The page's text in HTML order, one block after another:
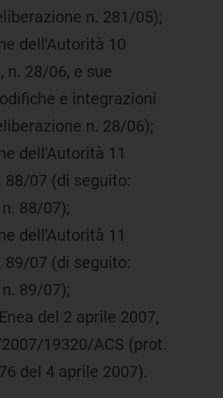
n. 281/05);
dell'Autorità 10
n. 28/06, e sue
e integrazioni
n. 28/06);
dell'Autorità 11
88/07 (di seguito:
88/07);
dell'Autorità 11
89/07 (di seguito:
89/07);
del 2 aprile 2007,
19320/ACS (prot.
del 4 aprile 2007).